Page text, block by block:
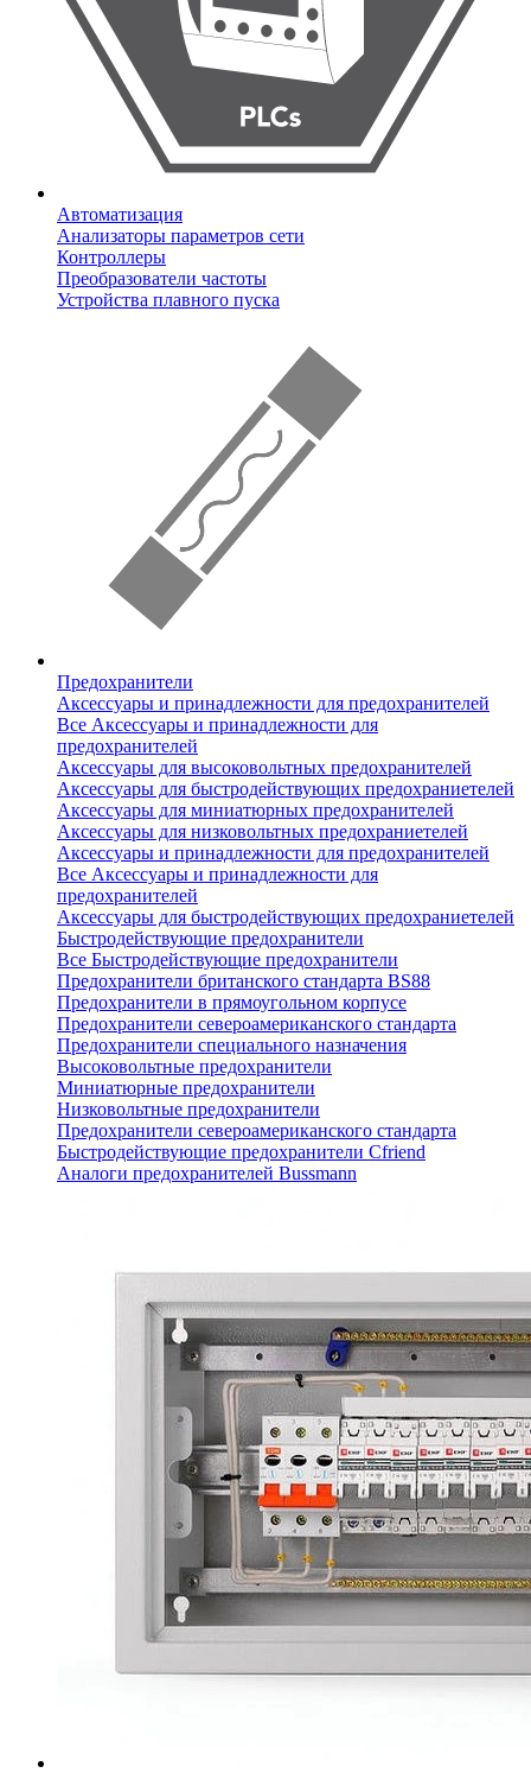
Автоматизация
Анализаторы параметров сети
Контроллеры
Преобразователи частоты
Устройства плавного пуска
Предохранители
Аксессуары и принадлежности для предохранителей
Все Аксессуары и принадлежности для
предохранителей
Аксессуары для высоковольтных предохранителей
Аксессуары для быстродействующих предохраниетелей
Аксессуары для миниатюрных предохранителей
Аксессуары для низковольтных предохраниетелей
Аксессуары и принадлежности для предохранителей
Все Аксессуары и принадлежности для
предохранителей
Аксессуары для быстродействующих предохраниетелей
Быстродействующие предохранители
Все Быстродействующие предохранители
Предохранители британского стандарта BS88
Предохранители в прямоугольном корпусе
Предохранители североамериканского стандарта
Предохранители специального назначения
Высоковольтные предохранители
Миниатюрные предохранители
Низковольтные предохранители
Предохранители североамериканского стандарта
Быстродействующие предохранители Cfriend
Аналоги предохранителей Bussmann